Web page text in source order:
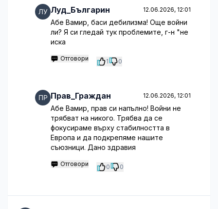
Луд_Българин 12.06.2026, 12:01
Абе Вамир, баси дебилизма! Още войни
ли? Я си гледай тук проблемите, г-н "не
иска
Отговори 1 0
Прав_Граждан 12.06.2026, 12:01
Абе Вамир, прав си напълно! Войни не
трябват на никого. Трябва да се
фокусираме върху стабилността в
Европа и да подкрепяме нашите
съюзници. Дано здравия
Отговори 0 0